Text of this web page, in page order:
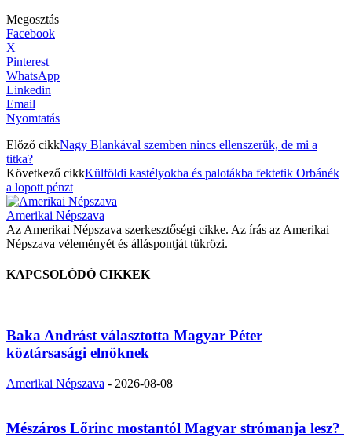
Megosztás
Facebook
X
Pinterest
WhatsApp
Linkedin
Email
Nyomtatás
Előző cikkNagy Blankával szemben nincs ellenszerük, de mi a
titka?
Következő cikkKülföldi kastélyokba és palotákba fektetik Orbánék
a lopott pénzt
Amerikai Népszava
Az Amerikai Népszava szerkesztőségi cikke. Az írás az Amerikai
Népszava véleményét és álláspontját tükrözi.
KAPCSOLÓDÓ CIKKEK
Baka Andrást választotta Magyar Péter
köztársasági elnöknek
Amerikai Népszava - 2026-08-08
Mészáros Lőrinc mostantól Magyar strómanja lesz?